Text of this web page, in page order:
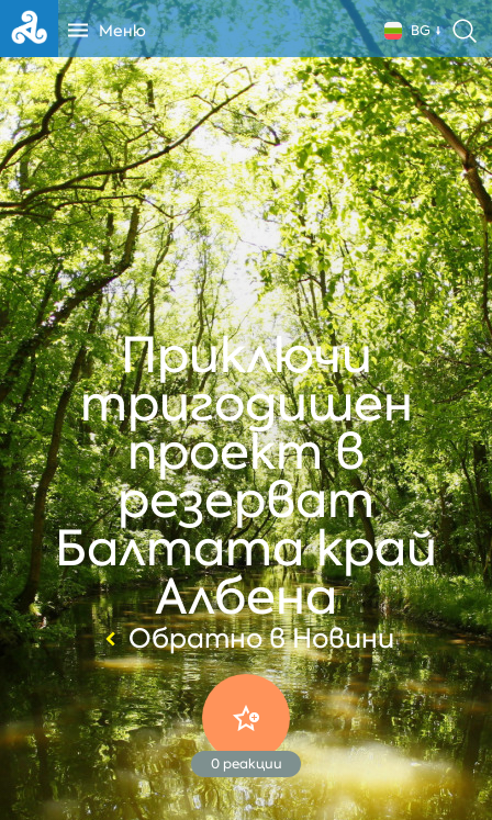
Меню BG
Приключи
тригодишен
проект в
резерват
Балтата край
Албена
Обратно в Новини
0реакции